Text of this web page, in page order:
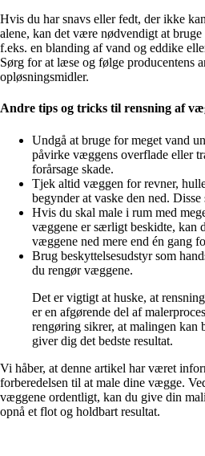
Hvis du har snavs eller fedt, der ikke
alene, kan det være nødvendigt at
f.eks. en blanding af vand og eddike
Sørg for at læse og følge producentens
opløsningsmidler.
Andre tips og tricks til rensning af
Undgå at bruge for meget vand
påvirke væggens overflade eller
forårsage skade.
Tjek altid væggen for revner,
begynder at vaske den ned.
Hvis du skal male i rum med
væggene er særligt beskidte, kan
væggene ned mere end én gang
Brug beskyttelsesudstyr som
du rengør væggene.
Det er vigtigt at huske, at
er en afgørende del af
rengøring sikrer, at malingen
giver dig det bedste resultat.
Vi håber, at denne artikel har været
forberedelsen til at male dine vægge.
væggene ordentligt, kan du give din
opnå et flot og holdbart resultat.